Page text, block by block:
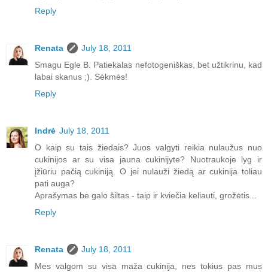
Reply
Renata
July 18, 2011
Smagu Egle B. Patiekalas nefotogeniškas, bet užtikrinu, kad
labai skanus ;). Sėkmės!
Reply
Indrė July 18, 2011
O kaip su tais žiedais? Juos valgyti reikia nulaužus nuo
cukinijos ar su visa jauna cukinijyte? Nuotraukoje lyg ir
įžiūriu pačią cukiniją. O jei nulauži žiedą ar cukinija toliau
pati auga?
Aprašymas be galo šiltas - taip ir kviečia keliauti, grožėtis...
Reply
Renata
July 18, 2011
Mes valgom su visa maža cukinija, nes tokius pas mus